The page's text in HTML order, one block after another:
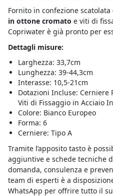
Fornito in confezione
in ottone cromato e viti di
Copriwater è già pronto per
Dettagli misure:
Larghezza: 33,7cm
Lunghezza: 39-44,3cm
Interasse: 10,5-21cm
Dotazioni Incluse: Cerniere
Viti di Fissaggio in Acciaio
Colore: Bianco Europeo
Forma: 6
Cerniere: Tipo A
Tramite l’apposito tasto è
aggiuntive e schede tecniche
domanda, consulenza e
team di esperti è a
WhatsApp per offrire tutto il